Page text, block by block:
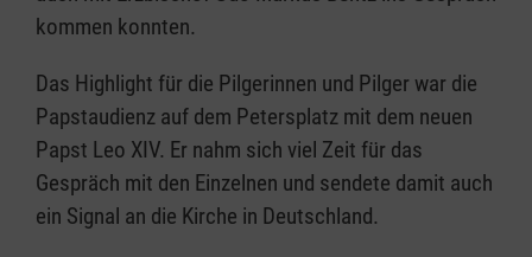
kommen konnten.
Das Highlight für die Pilgerinnen und Pilger war die
Papstaudienz auf dem Petersplatz mit dem neuen
Papst Leo XIV. Er nahm sich viel Zeit für das
Gespräch mit den Einzelnen und sendete damit auch
ein Signal an die Kirche in Deutschland.